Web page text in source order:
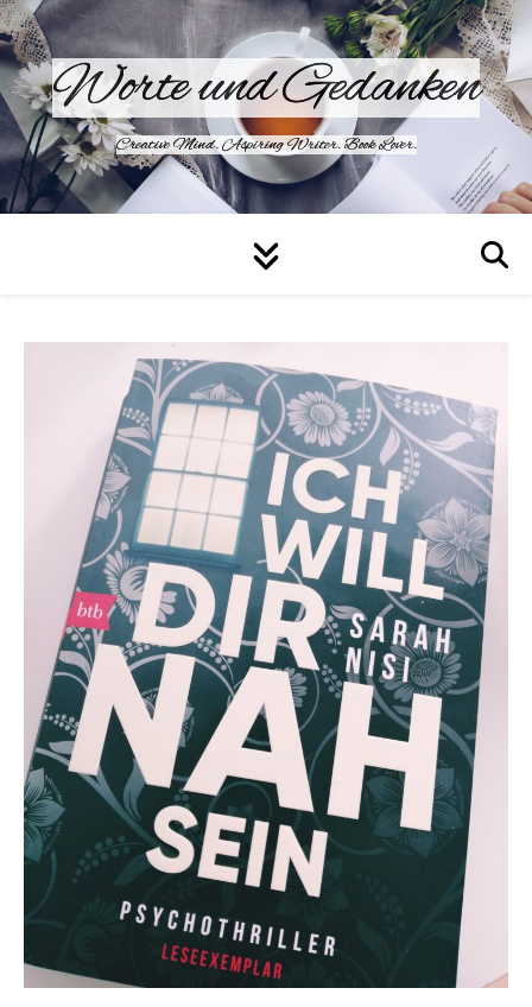
Worte und Gedanken
Creative Mind. Aspiring Writer. Book Lover.